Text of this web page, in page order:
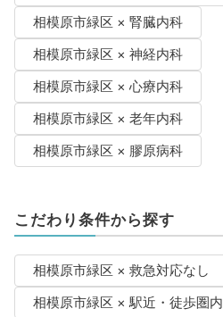
相模原市緑区 × 腎臓内科
相模原市緑区 × 神経内科
相模原市緑区 × 心療内科
相模原市緑区 × 老年内科
相模原市緑区 × 膠原病科
こだわり条件から探す
相模原市緑区 × 救急対応なし
相模原市緑区 × 駅近・徒歩圏内